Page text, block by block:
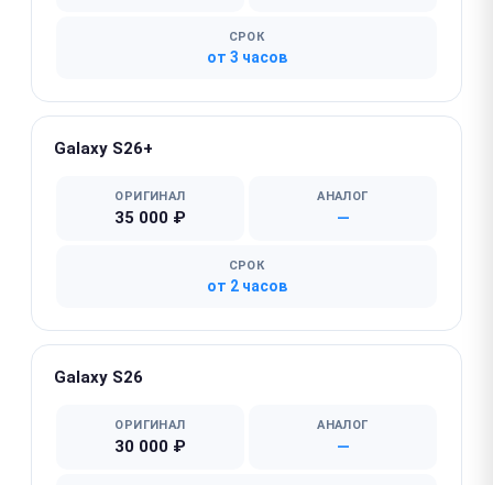
СРОК
от 3 часов
Galaxy S26+
ОРИГИНАЛ
35 000 ₽
АНАЛОГ
—
СРОК
от 2 часов
Galaxy S26
ОРИГИНАЛ
30 000 ₽
АНАЛОГ
—